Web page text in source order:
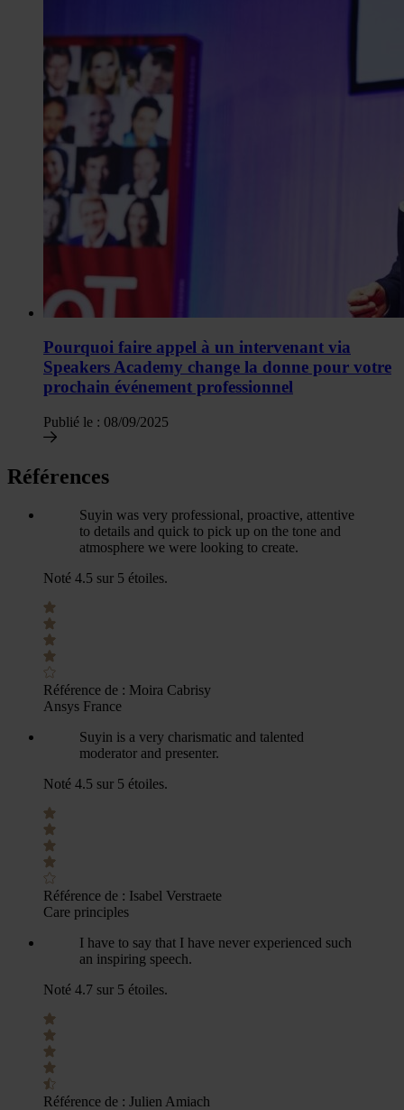
Pourquoi faire appel à un intervenant via
Speakers Academy change la donne pour votre
prochain événement professionnel
Publié le : 08/09/2025
Références
Suyin was very professional, proactive, attentive
to details and quick to pick up on the tone and
atmosphere we were looking to create.
Noté 4.5 sur 5 étoiles.
Référence de : Moira Cabrisy
Ansys France
Suyin is a very charismatic and talented
moderator and presenter.
Noté 4.5 sur 5 étoiles.
Référence de : Isabel Verstraete
Care principles
I have to say that I have never experienced such
an inspiring speech.
Noté 4.7 sur 5 étoiles.
Référence de : Julien Amiach